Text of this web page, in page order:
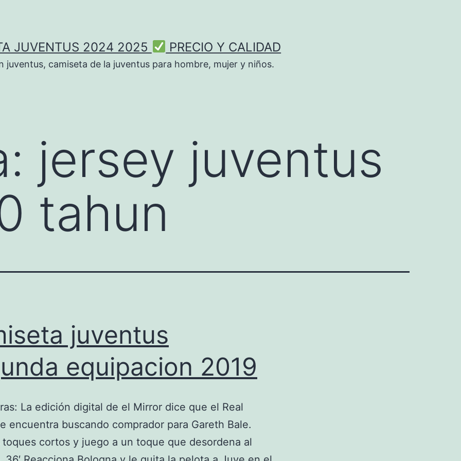
JUVENTUS 2024 2025 PRECIO Y CALIDAD
juventus, camiseta de la juventus para hombre, mujer y niños.
jersey juventus
tahun
juventus
equipacion 2019
La edición digital de el Mirror dice que el Real
encuentra buscando comprador para Gareth Bale.
cortos y juego a un toque que desordena al